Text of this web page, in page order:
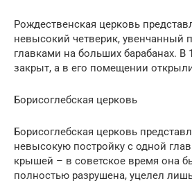
Рождественская церковь
невысокий четверик, увенчанный
главками на больших барабанах. В
закрыт, а в его помещении
Борисоглебская церковь
Борисоглебская церковь
невысокую постройку с одной
крышей – в советское время она
полностью разрушена, уцелел